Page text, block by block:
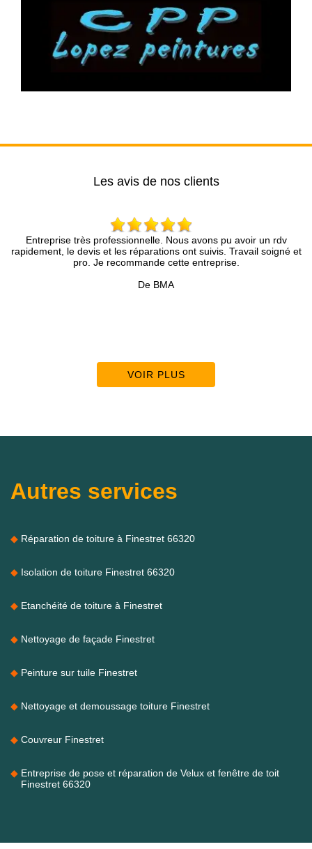
Les avis de nos clients
avons pu avoir un rdv
ont suivis. Travail soigné et
Brun Rénovation….une assurance
compétence et une analyse du
présenté avec une infinie gentillesse
Accompagné d’une équipe
VOIR PLUS
Autres services
Réparation de toiture à Finestret 66320
Isolation de toiture Finestret 66320
Etanchéité de toiture à Finestret
Nettoyage de façade Finestret
Peinture sur tuile Finestret
Nettoyage et demoussage toiture Finestret
Couvreur Finestret
Entreprise de pose et réparation de Velux et fenêtre de toit
Finestret 66320